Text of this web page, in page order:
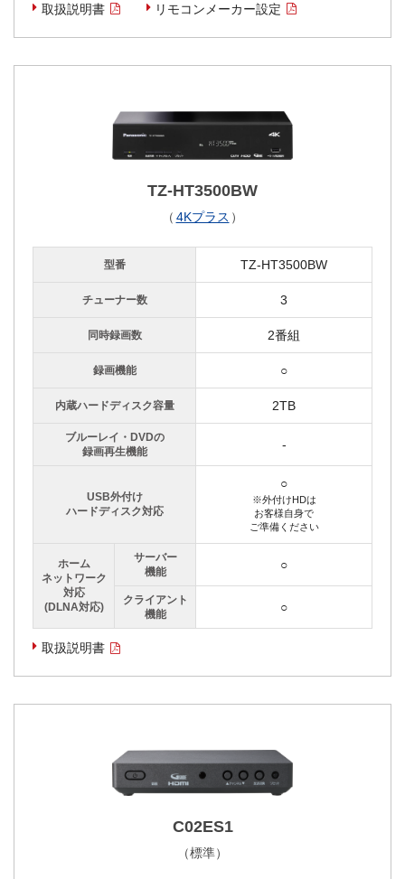
取扱説明書 リモコンメーカー設定
TZ-HT3500BW
（ 4Kプラス ）
型番 TZ-HT3500BW
チューナー数 3
同時録画数 2番組
録画機能 ○
内蔵ハードディスク容量 2TB
ブルーレイ・DVDの
録画再生機能
-
USB外付け
ハードディスク対応
○
※外付けHDは
お客様自身で
ご準備ください
ホーム
ネットワーク
対応
(DLNA対応)
サーバー
機能
○
クライアント
機能
○
取扱説明書
C02ES1
（標準）